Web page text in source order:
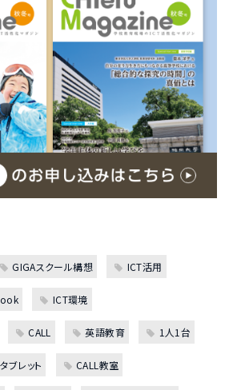
GIGAスクール構想 ICT活用
ICT環境
CALL 英語教育 1人1台
タブレット CALL教室